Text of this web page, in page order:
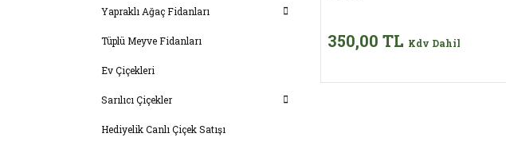
Yapraklı Ağaç Fidanları
Tüplü Meyve Fidanları
Ev Çiçekleri
Sarılıcı Çiçekler
Hediyelik Canlı Çiçek Satışı
350,00 TL Kdv Dahil